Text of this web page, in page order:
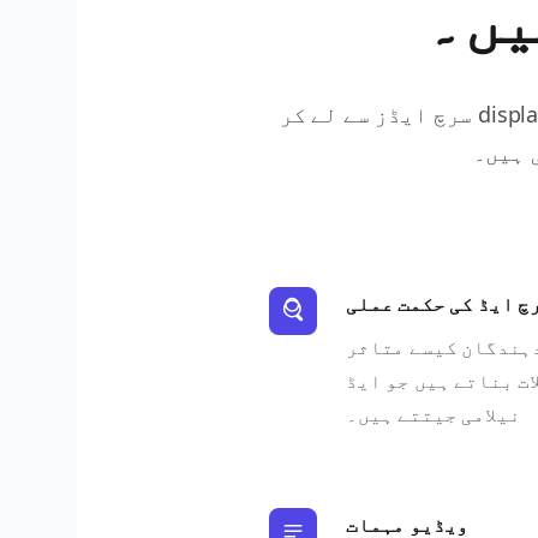
سرچ ایڈز سے لے کر display نیٹ ورکس تک، Google کے اشتہاری ماحولیاتی نظام کو سمجھنا آپ کو مہمات
ہیں۔
ایڈ کی حکمت عملی
کیسے متاثر
بناتے ہیں جو ایڈ
نیلامی جیتتے ہیں۔
ویڈیو مہمات